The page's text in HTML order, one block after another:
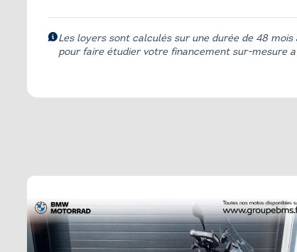
Appel d'Urgence Intelligent (Necessite
Bequille centrale
Feux de
Pack
Les loyers sont calculés sur une durée de 48
pour faire étudier votre financement sur-mesure